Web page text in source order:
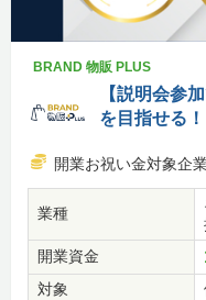
BRAND 物販 PLUS
【説明会参
を目指せる
開業お祝い金対象企
業種
開業資金
対象